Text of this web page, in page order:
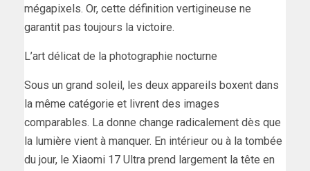
mégapixels. Or, cette définition vertigineuse ne
garantit pas toujours la victoire.
L’art délicat de la photographie nocturne
Sous un grand soleil, les deux appareils boxent dans
la même catégorie et livrent des images
comparables. La donne change radicalement dès que
la lumière vient à manquer. En intérieur ou à la tombée
du jour, le Xiaomi 17 Ultra prend largement la tête en